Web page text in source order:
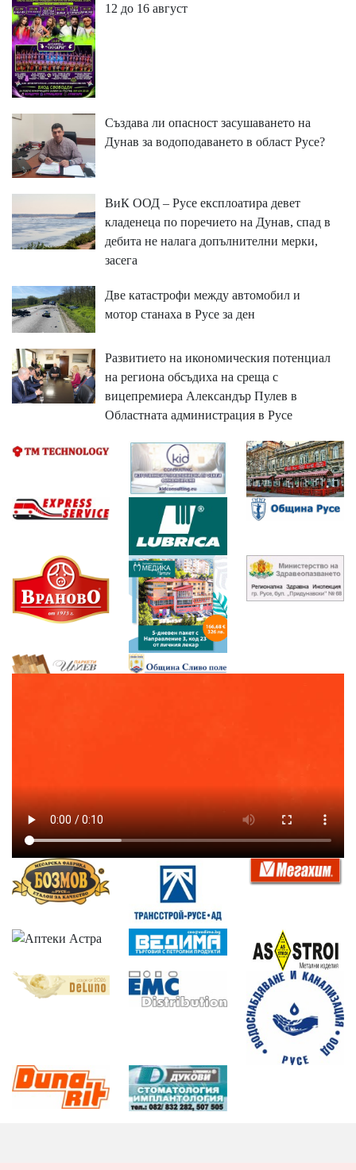
12 до 16 август
Създава ли опасност засушаването на
Дунав за водоподаването в област Русе?
ВиК ООД – Русе експлоатира девет
кладенеца по поречието на Дунав, спад в
дебита не налага допълнителни мерки,
засега
Две катастрофи между автомобил и
мотор станаха в Русе за ден
Развитието на икономическия потенциал
на региона обсъдиха на среща с
вицепремиера Александър Пулев в
Областната администрация в Русе